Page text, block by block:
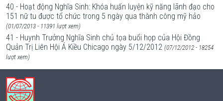
40 - Hoạt động Nghĩa Sinh: Khóa huấn luyện kỹ năng lãnh đạo cho
151 nữ tu được tổ chức trong 5 ngày qua thành công mỹ hảo
(01/07/2013 - 11391 lượt xem)
41 - Huynh Trưởng Nghĩa Sinh chủ tọa buổi họp của Hội Đồng
Quản Trị Liên Hội Á Kiều Chicago ngày 5/12/2012 (07/12/2012 - 18254
lượt xem)